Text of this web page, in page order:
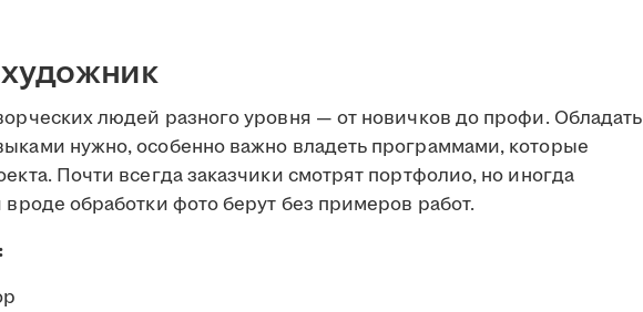
людей разного уровня — от новичков до профи. Обладать
нужно, особенно важно владеть программами, которые
Почти всегда заказчики смотрят портфолио, но иногда
вроде обработки фото берут без примеров работ.